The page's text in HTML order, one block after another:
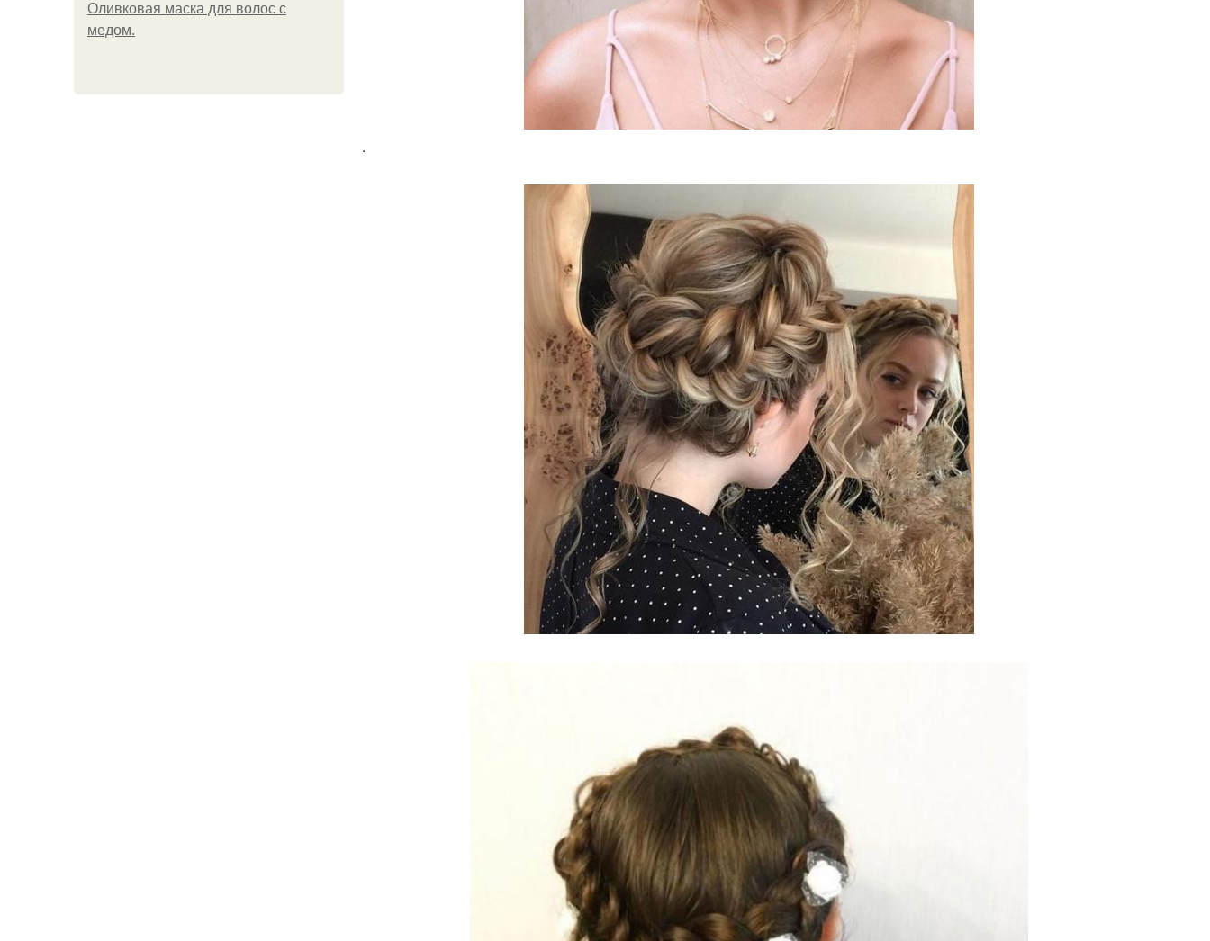
Оливковая маска для волос с
медом.
.